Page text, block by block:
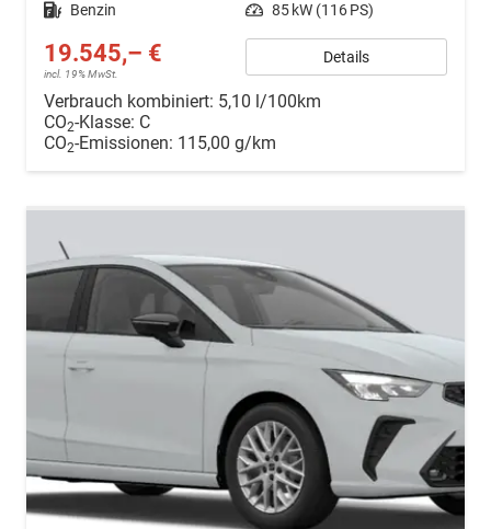
Kraftstoff Benzin Leistung 85 kW (116 PS)
19.545,– €
incl. 19% MwSt.
Details
Verbrauch kombiniert: 5,10 l/100km
CO2-Klasse: C
CO2-Emissionen: 115,00 g/km